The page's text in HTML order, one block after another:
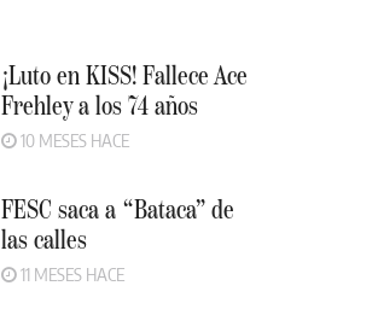
¡Luto en KISS! Fallece Ace
Frehley a los 74 años
10 MESES HACE
FESC saca a “Bataca” de
las calles
11 MESES HACE